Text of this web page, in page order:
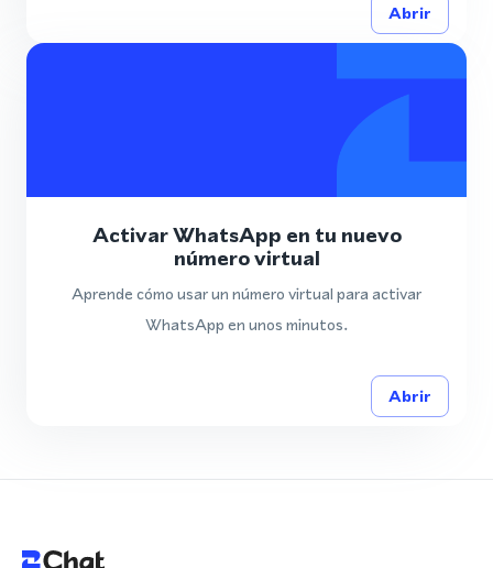
Abrir
Activar WhatsApp en tu nuevo
número virtual
Aprende cómo usar un número virtual para activar
WhatsApp en unos minutos.
Abrir